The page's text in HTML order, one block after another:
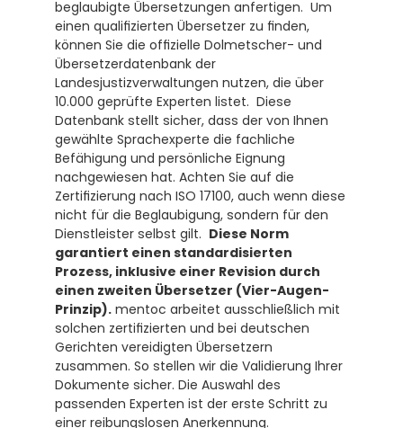
beglaubigte Übersetzungen anfertigen.  Um
einen qualifizierten Übersetzer zu finden,
können Sie die offizielle Dolmetscher- und
Übersetzerdatenbank der
Landesjustizverwaltungen nutzen, die über
10.000 geprüfte Experten listet.  Diese
Datenbank stellt sicher, dass der von Ihnen
gewählte Sprachexperte die fachliche
Befähigung und persönliche Eignung
nachgewiesen hat. Achten Sie auf die
Zertifizierung nach ISO 17100, auch wenn diese
nicht für die Beglaubigung, sondern für den
Dienstleister selbst gilt. Diese Norm
garantiert einen standardisierten
Prozess, inklusive einer Revision durch
einen zweiten Übersetzer (Vier-Augen-
Prinzip). mentoc arbeitet ausschließlich mit
solchen zertifizierten und bei deutschen
Gerichten vereidigten Übersetzern
zusammen. So stellen wir die Validierung Ihrer
Dokumente sicher. Die Auswahl des
passenden Experten ist der erste Schritt zu
einer reibungslosen Anerkennung.